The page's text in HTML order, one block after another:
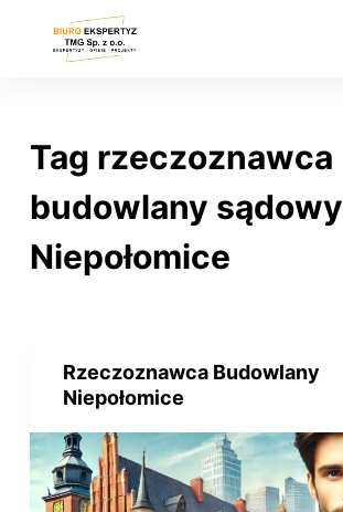
Tag rzeczoznawca
budowlany sądowy
Niepołomice
Rzeczoznawca Budowlany
Niepołomice